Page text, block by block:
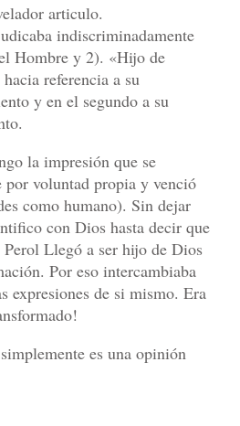
articulo.
indiscriminadamente
Hombre y 2). «Hijo de
referencia a su
y en el segundo a su
la impresión que se
por voluntad propia y venció
como humano). Sin dejar
con Dios hasta decir que
Llegó a ser hijo de Dios
Por eso intercambiaba
expresiones de si mismo. Era
es una opinión